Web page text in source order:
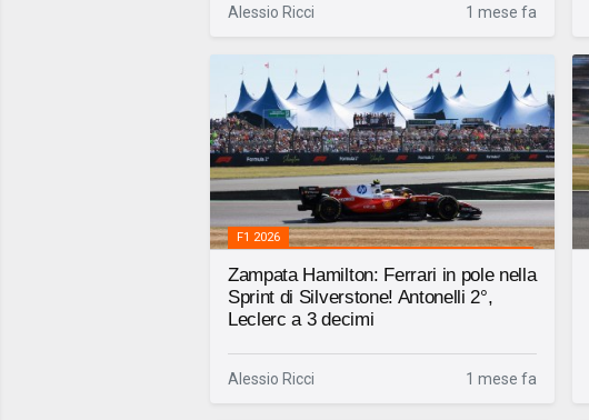
Alessio Ricci 1 mese fa
F1 2026
Zampata Hamilton: Ferrari in pole nella
Sprint di Silverstone! Antonelli 2°,
Leclerc a 3 decimi
Alessio Ricci 1 mese fa